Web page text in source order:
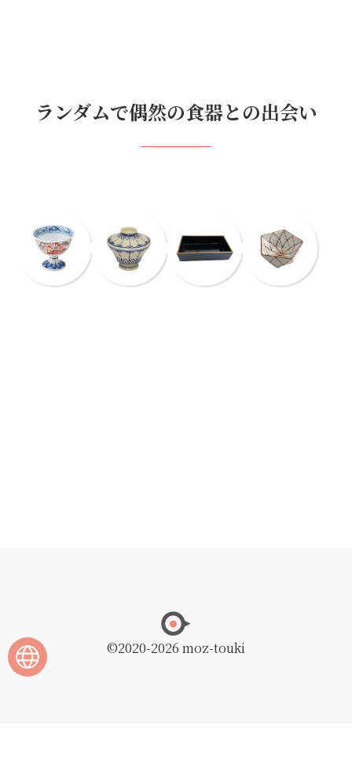
ランダムで偶然の食器との出会い
©2020-2026 moz-touki